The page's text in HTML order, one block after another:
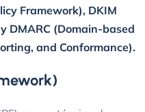
Framework), DKIM
DMARC (Domain-based
and Conformance).